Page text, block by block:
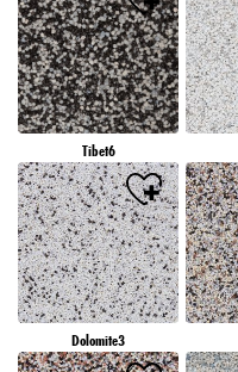
Tibet6
Dolomite3